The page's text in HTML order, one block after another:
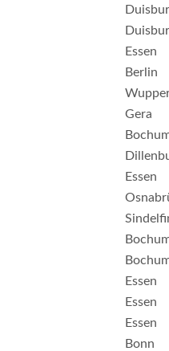
Essen
Berlin
Gera
Essen
Essen
Essen
Essen
Bonn